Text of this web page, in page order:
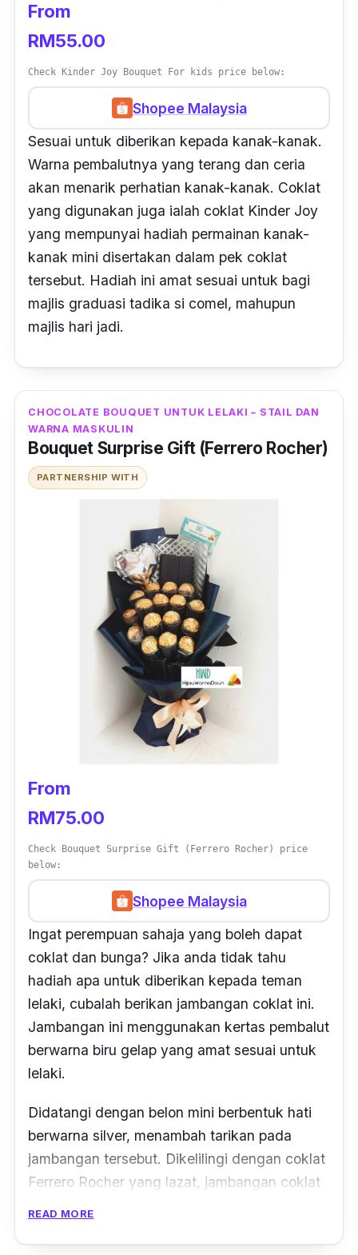
From
RM55.00
Check Kinder Joy Bouquet For kids price below:
Shopee Malaysia
Sesuai untuk diberikan kepada kanak-kanak.
Warna pembalutnya yang terang dan ceria
akan menarik perhatian kanak-kanak. Coklat
yang digunakan juga ialah coklat Kinder Joy
yang mempunyai hadiah permainan kanak-
kanak mini disertakan dalam pek coklat
tersebut. Hadiah ini amat sesuai untuk bagi
majlis graduasi tadika si comel, mahupun
majlis hari jadi.
CHOCOLATE BOUQUET UNTUK LELAKI – STAIL DAN
WARNA MASKULIN
Bouquet Surprise Gift (Ferrero Rocher)
PARTNERSHIP WITH
From
RM75.00
Check Bouquet Surprise Gift (Ferrero Rocher) price
below:
Shopee Malaysia
Ingat perempuan sahaja yang boleh dapat
coklat dan bunga? Jika anda tidak tahu
hadiah apa untuk diberikan kepada teman
lelaki, cubalah berikan jambangan coklat ini.
Jambangan ini menggunakan kertas pembalut
berwarna biru gelap yang amat sesuai untuk
lelaki.
Didatangi dengan belon mini berbentuk hati
berwarna silver, menambah tarikan pada
jambangan tersebut. Dikelilingi dengan coklat
Ferrero Rocher yang lazat, jambangan coklat
READ MORE